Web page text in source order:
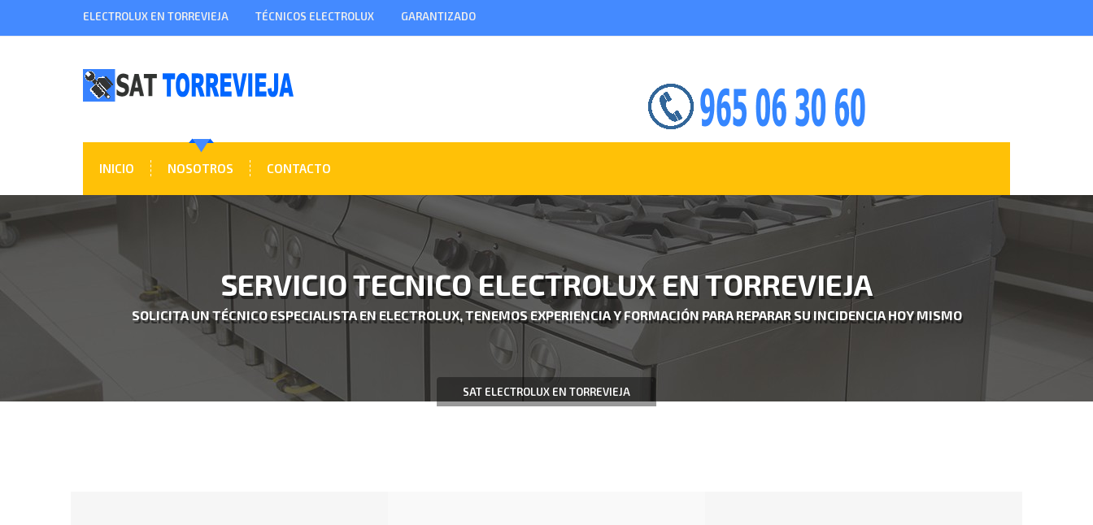
ELECTROLUX EN TORREVIEJA TÉCNICOS ELECTROLUX GARANTIZADO
INICIO NOSOTROS CONTACTO
SERVICIO TECNICO ELECTROLUX EN TORREVIEJA
SOLICITA UN TÉCNICO ESPECIALISTA EN ELECTROLUX, TENEMOS EXPERIENCIA Y FORMACIÓN PARA REPARAR SU INCIDENCIA HOY MISMO
SAT ELECTROLUX EN TORREVIEJA